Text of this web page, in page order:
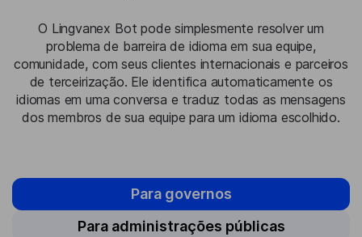
O Lingvanex Bot pode simplesmente resolver um
problema de barreira de idioma em sua equipe,
comunidade, com seus clientes internacionais e parceiros
de terceirização. Ele identifica automaticamente os
idiomas em uma conversa e traduz todas as mensagens
dos membros de sua equipe para um idioma escolhido.
Para governos
Para administrações públicas